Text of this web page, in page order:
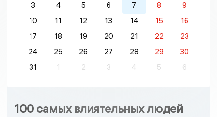
3
4 5 6 7 8
9
10
11 12 13 14 15
16
17
18 19 20 21 22
23
24
25 26 27 28 29
30
31
1 2 3 4 5 6
100 самых влиятельных людей